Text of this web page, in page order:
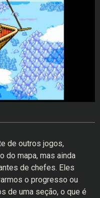
de outros jogos,
do mapa, mas ainda
de chefes. Eles
o progresso ou
de uma seção, o que é